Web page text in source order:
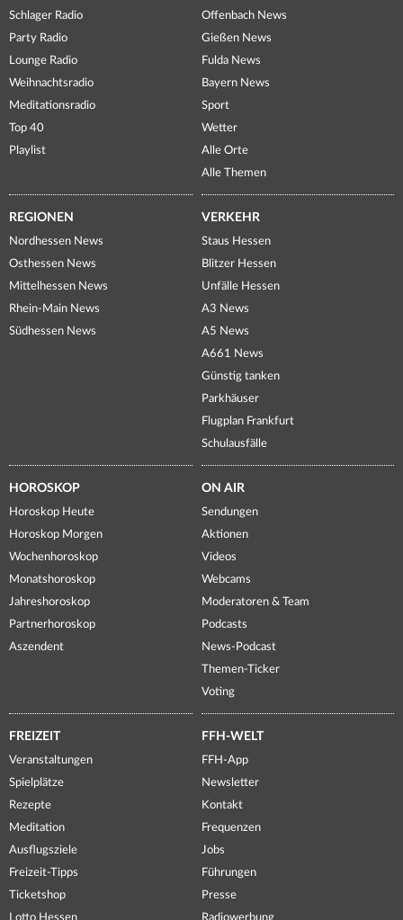
Schlager Radio
Party Radio
Lounge Radio
Weihnachtsradio
Meditationsradio
Top 40
Playlist
Offenbach News
Gießen News
Fulda News
Bayern News
Sport
Wetter
Alle Orte
Alle Themen
REGIONEN
Nordhessen News
Osthessen News
Mittelhessen News
Rhein-Main News
Südhessen News
VERKEHR
Staus Hessen
Blitzer Hessen
Unfälle Hessen
A3 News
A5 News
A661 News
Günstig tanken
Parkhäuser
Flugplan Frankfurt
Schulausfälle
HOROSKOP
Horoskop Heute
Horoskop Morgen
Wochenhoroskop
Monatshoroskop
Jahreshoroskop
Partnerhoroskop
Aszendent
ON AIR
Sendungen
Aktionen
Videos
Webcams
Moderatoren & Team
Podcasts
News-Podcast
Themen-Ticker
Voting
FREIZEIT
Veranstaltungen
Spielplätze
Rezepte
Meditation
Ausflugsziele
Freizeit-Tipps
Ticketshop
Lotto Hessen
FFH-WELT
FFH-App
Newsletter
Kontakt
Frequenzen
Jobs
Führungen
Presse
Radiowerbung